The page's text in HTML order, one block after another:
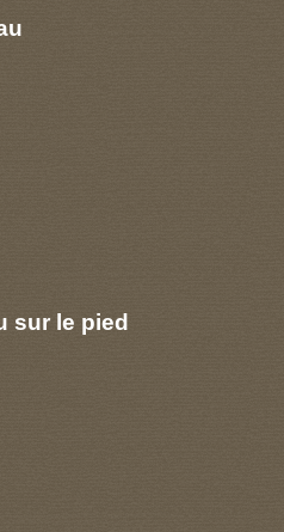
sur le pied